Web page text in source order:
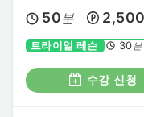
50분
트라이얼 레슨 30분
수강 신청